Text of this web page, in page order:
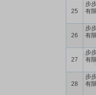
25
步
有
26
步
有
27
步
有
28
步
有